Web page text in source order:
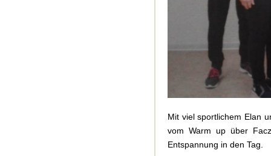
Mit viel sportlichem Elan
vom Warm up über
Entspannung in den Tag.